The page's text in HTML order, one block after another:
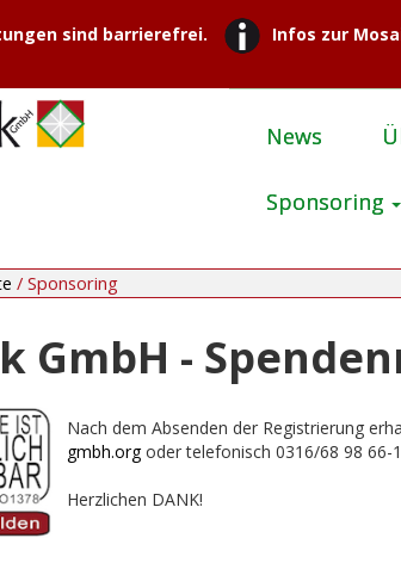
sind barrierefrei. Infos zur
News
Sponsoring
/ Sponsoring
GmbH -
Nach dem Absenden der Registrierung
gmbh.orgoder telefonisch 0316/68 98 66-
Herzlichen DANK!